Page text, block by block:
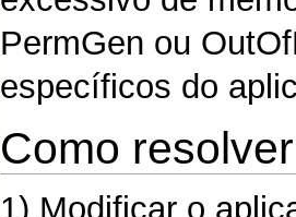
PermGen ou
específicos do
Como resolver
1) Modificar o